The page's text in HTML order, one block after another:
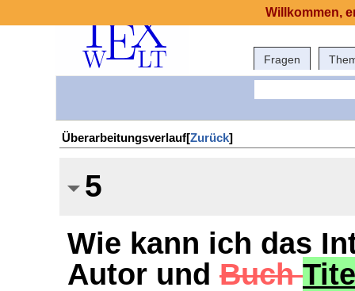
Fragen
Überarbeitungsverlauf[Zurück]
5
Wie kann ich das
Autor und Buch
Willkommen,